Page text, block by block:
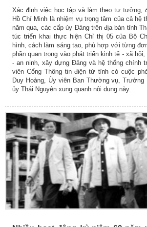
Xác định việc học tập và làm theo tư tưởng,
Hồ Chí Minh là nhiệm vụ trọng tâm của cả hệ
năm qua, các cấp ủy Đảng trên địa bàn tỉnh
túc triển khai thực hiện Chỉ thị 05 của Bộ
hình, cách làm sáng tạo, phù hợp với từng
phần quan trọng vào phát triển kinh tế - xã
- an ninh, xây dựng Đảng và hệ thống chính
viên Cổng Thông tin điện tử tỉnh có cuộc
Duy Hoàng, Ủy viên Ban Thường vụ, Trưởng
ủy Thái Nguyên xung quanh nội dung này.